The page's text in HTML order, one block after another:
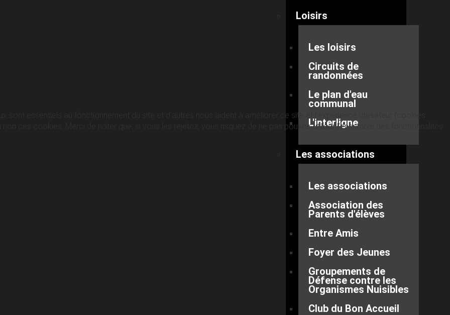
Loisirs
Les loisirs
Circuits de
randonnées
Le plan d'eau
communal
L'interligne
Les associations
Les associations
Association des
Parents d'élèves
Entre Amis
Foyer des Jeunes
Groupements de
Défense contre les
Organismes Nuisibles
Club du Bon Accueil
sont essentiels au fonctionnement du site et d’autres nous aident à améliorer ce site et l’expérience utilisateur (cookies
ces cookies. Merci de noter que, si vous les rejetez, vous risquez de ne pas pouvoir utiliser l’ensemble des fonctionnalités